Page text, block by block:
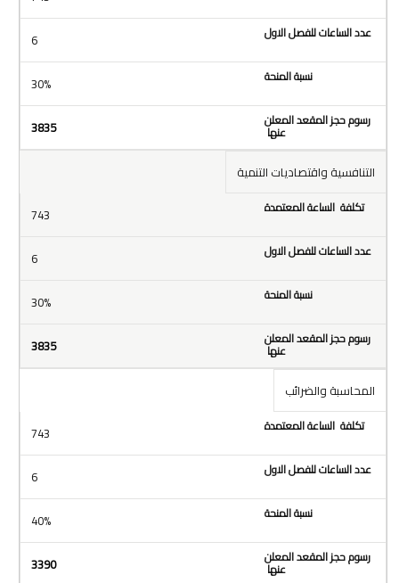
6
30%
3835
التنافسية واقتصاديات التنمية
743
6
30%
3835
المحاسبة والضرائب
743
6
40%
3390